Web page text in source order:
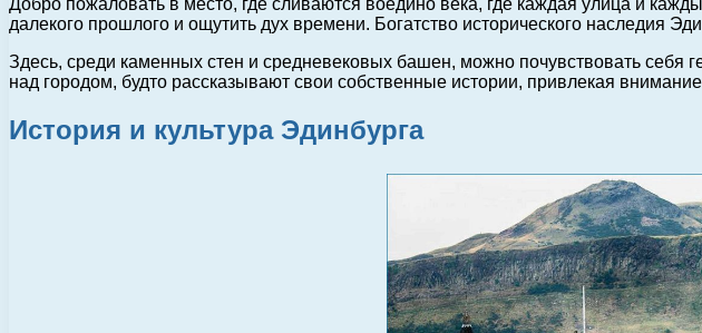
Добро пожаловать в место, где сливаются воедино века, где каждая улица и
далекого прошлого и ощутить дух времени. Богатство исторического наследия
Здесь, среди каменных стен и средневековых башен, можно почувствовать
над городом, будто рассказывают свои собственные истории, привлекая
История и культура Эдинбурга